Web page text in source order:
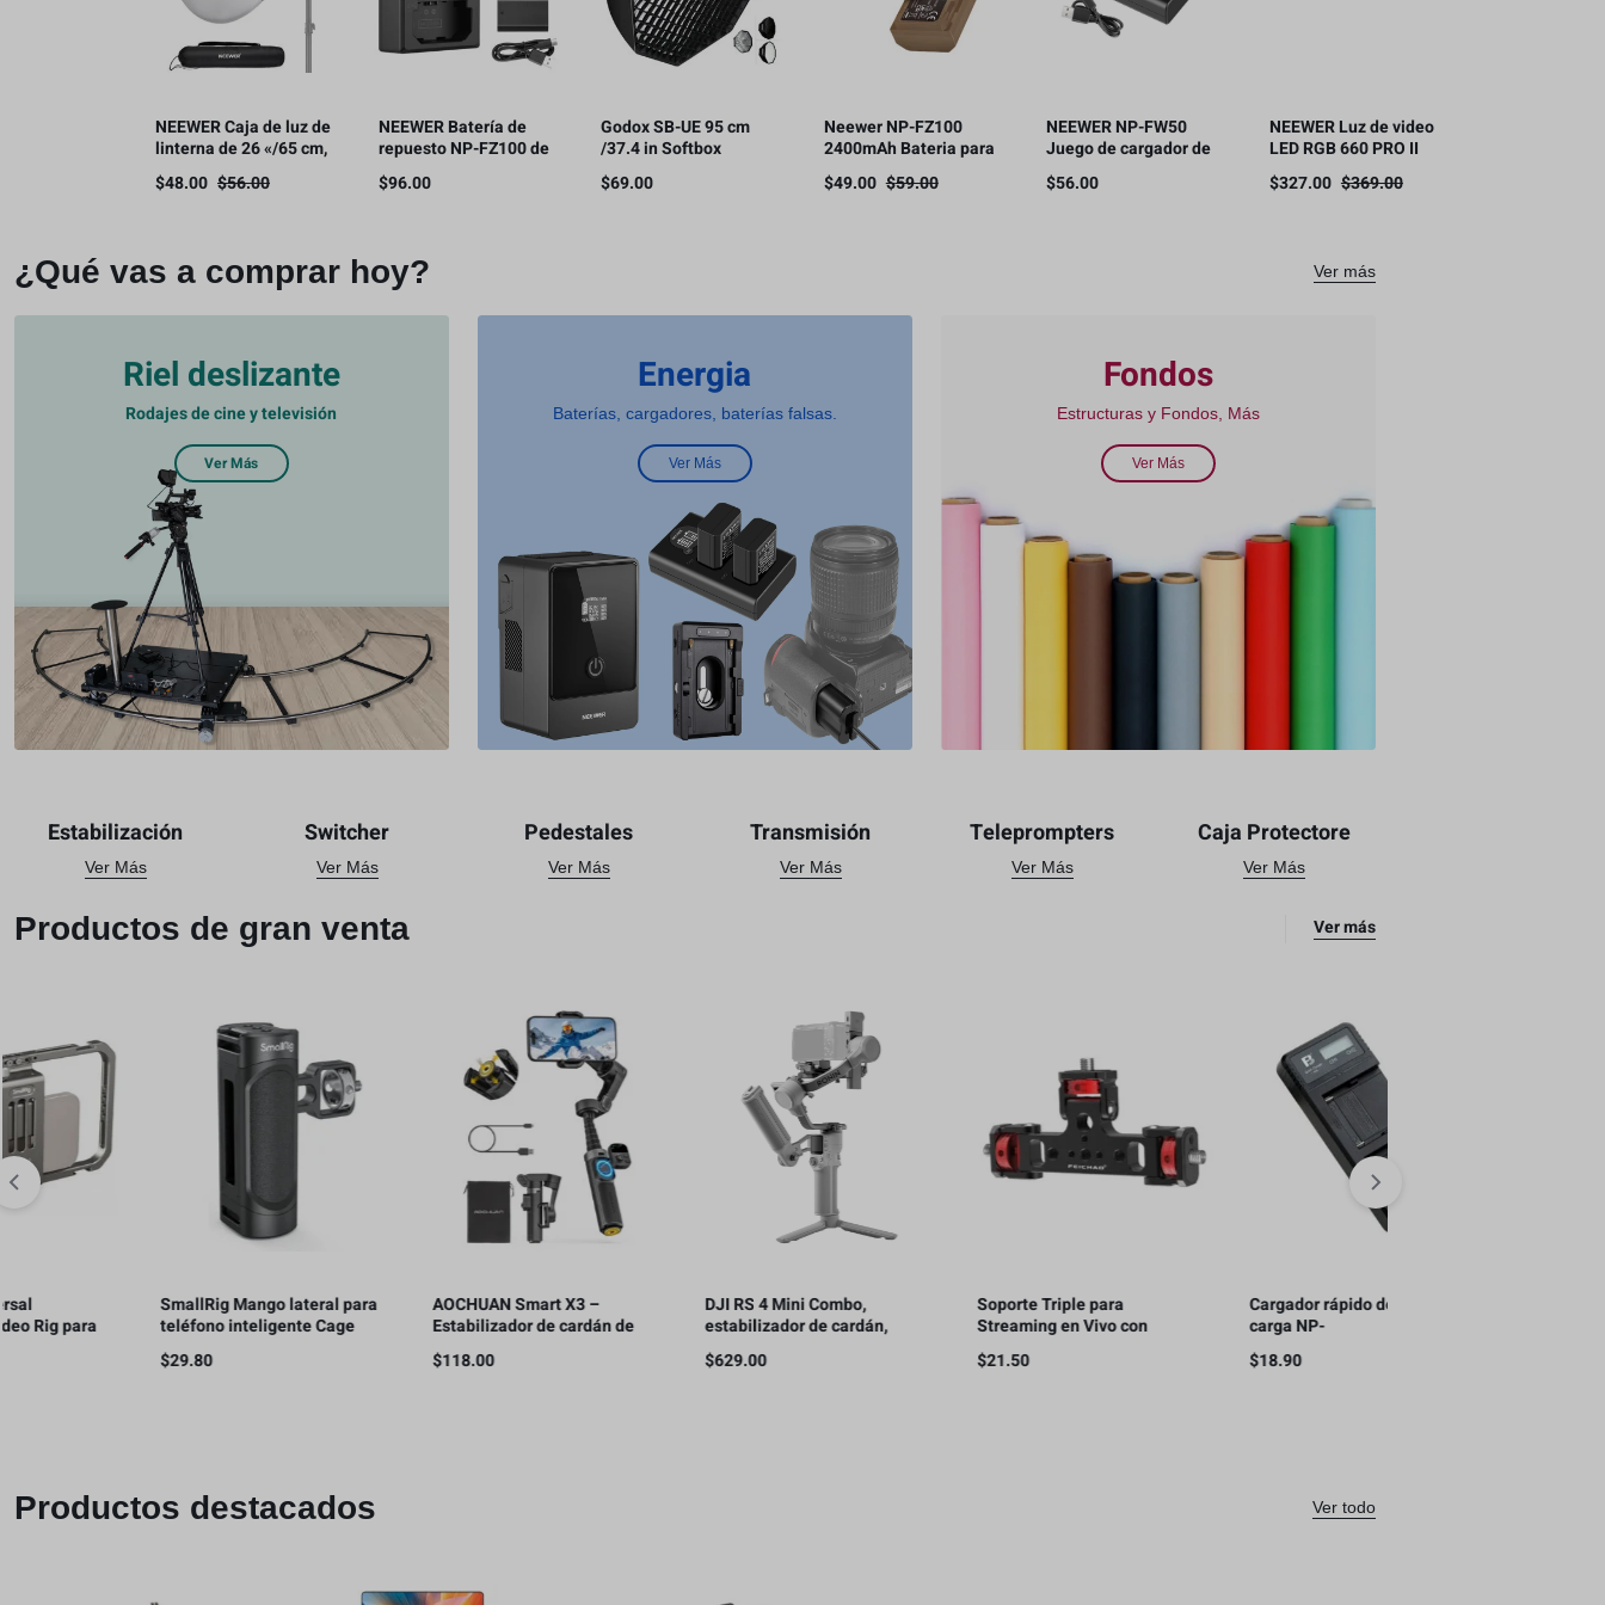
NEEWER Caja de luz de
linterna de 26 «/65 cm,
difusor de luz de
liberación rápida 360°
$56.00
$48.00
NEEWER Batería de
repuesto NP-FZ100 de
2280 mAh con kit de
cargador USB de doble
$96.00
Godox SB-UE 95 cm
/37.4 in Softbox
Paraguas Octágono
Bowens Mount, con
$69.00
Neewer NP-FZ100
2400mAh Bateria para
Sony
$59.00
$49.00
NEEWER NP-FW50
Juego de cargador de
batería para SONY
cámara NP-FW50
$56.00
NEEWER Luz de video
LED RGB 660 PRO II
mejorada con control
de aplicación
$369.00
$327.00
¿Qué vas a comprar hoy? Ver más
Riel deslizante
Rodajes de cine y televisión
Ver Más
Energia
Baterías, cargadores, baterías falsas.
Ver Más
Fondos
Estructuras y Fondos, Más
Ver Más
Estabilización
Ver Más
Switcher
Ver Más
Pedestales
Ver Más
Transmisión
Ver Más
Teleprompters
Ver Más
Caja Protectore
Ver Más
Productos de gran venta Ver más
SmallRig Mango lateral para
teléfono inteligente Cage
Phone Video Rig Ligero con
1/4 hilos – 2772
AOCHUAN Smart X3 –
Estabilizador de cardán de
rotación de 360° , control
remoto magnético, trípode
DJI RS 4 Mini Combo,
estabilizador de cardán,
bloqueo automático de ejes,
seguimiento inteligente,
Soporte Triple para
Streaming en Vivo con
Teléfonos Móviles
Cargador rápido de doble
F970/F750/F550(QC)
Productos destacados Ver todo